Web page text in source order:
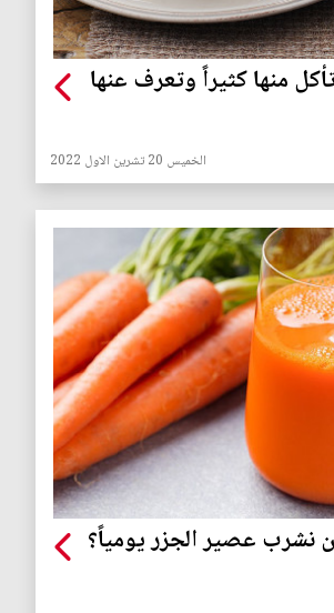
منها كثيراً وتعرف عنها
الخميس 20 تشرين الاول 2022
أن نشرب عصير الجزر يومياً؟